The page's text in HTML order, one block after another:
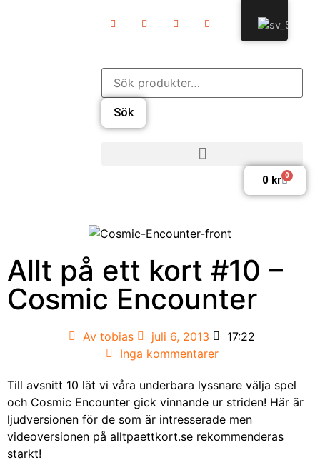
Sök
0 kr 0
Allt på ett kort #10 –
Cosmic Encounter
Av tobias juli 6, 2013
17:22
Inga kommentarer
Till avsnitt 10 lät vi våra underbara lyssnare välja spel
och Cosmic Encounter gick vinnande ur striden! Här är
ljudversionen för de som är intresserade men
videoversionen på alltpaettkort.se rekommenderas
starkt!